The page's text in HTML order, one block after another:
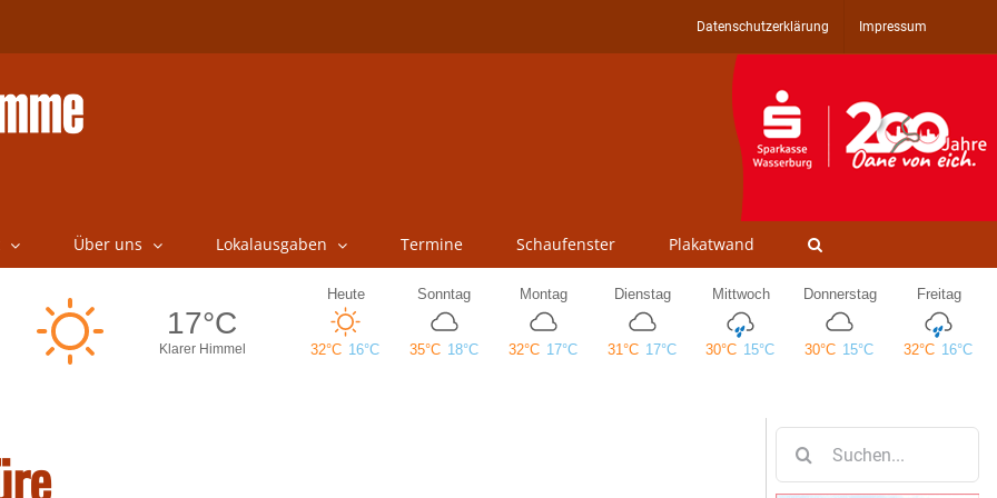
Datenschutzerklärung Impressum
Über uns Lokalausgaben Termine Schaufenster Plakatwand
nach: